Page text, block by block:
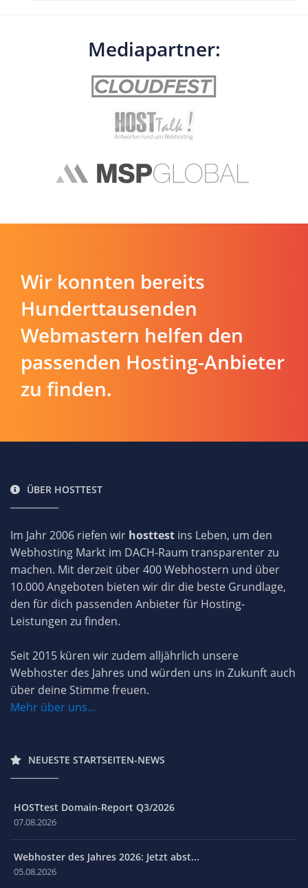
Mediapartner:
Wir konnten bereits
Hunderttausenden
Webmastern helfen den
passenden Hosting-Anbieter
zu finden.
ÜBER HOSTTEST
Im Jahr 2006 riefen wir hosttest ins Leben, um den
Webhosting Markt im DACH-Raum transparenter zu
machen. Mit derzeit über 400 Webhostern und über
10.000 Angeboten bieten wir dir die beste Grundlage,
den für dich passenden Anbieter für Hosting-
Leistungen zu finden.
Seit 2015 küren wir zudem alljährlich unsere
Webhoster des Jahres und würden uns in Zukunft auch
über deine Stimme freuen.
Mehr über uns...
NEUESTE STARTSEITEN-NEWS
HOSTtest Domain-Report Q3/2026
07.08.2026
Webhoster des Jahres 2026: Jetzt abst...
05.08.2026